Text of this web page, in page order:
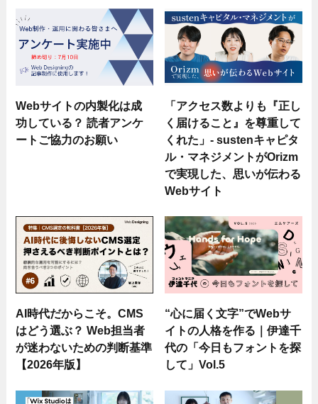
Webサイトの内製化は成
功している？ 読者アンケ
ートご協力のお願い
「アクセス数よりも『正し
く届けること』を尊重して
くれた」- sustenキャピタ
ル・マネジメントがOrizm
で実現した、思いが伝わる
Webサイト
AI時代だからこそ。CMS
はどう選ぶ？ Web担当者
が迷わないための判断基準
【2026年版】
“心に届く文字”でWebサ
イトの人格を作る｜伊達千
代の「今日もフォントを探
して」Vol.5